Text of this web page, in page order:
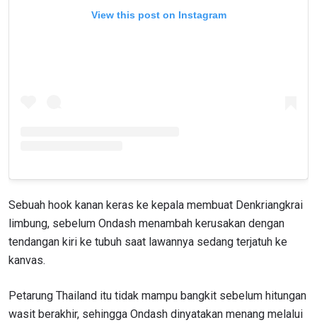
View this post on Instagram
Sebuah hook kanan keras ke kepala membuat Denkriangkrai
limbung, sebelum Ondash menambah kerusakan dengan
tendangan kiri ke tubuh saat lawannya sedang terjatuh ke
kanvas.
Petarung Thailand itu tidak mampu bangkit sebelum hitungan
wasit berakhir, sehingga Ondash dinyatakan menang melalui